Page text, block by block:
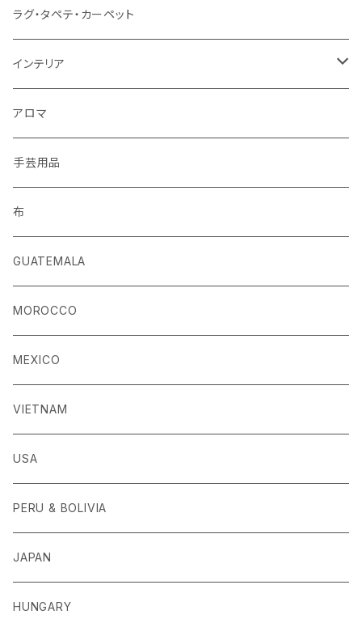
ベルト
キーホルダー
手袋
ラグ・タペテ・カーペット
インテリア
クッションカバー
アロマ
手芸用品
布
GUATEMALA
MOROCCO
MEXICO
VIETNAM
USA
PERU & BOLIVIA
JAPAN
HUNGARY